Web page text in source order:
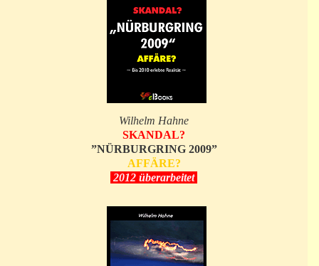
Wilhelm Hahne
SKANDAL?
”NÜRBURGRING 2009”
AFFÄRE?
2012 überarbeitet